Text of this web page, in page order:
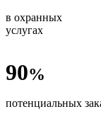
в охранных
услугах
90%
потенциальных